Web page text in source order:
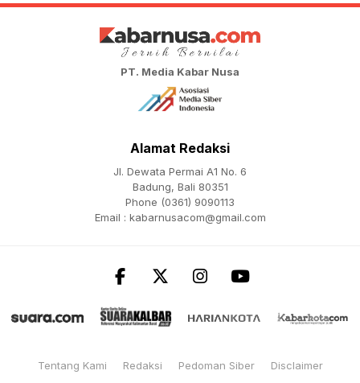
PT. Media Kabar Nusa
Alamat Redaksi
Jl. Dewata Permai A1 No. 6
Badung, Bali 80351
Phone (0361) 9090113
Email : kabarnusacom@gmail.com
Tentang Kami Redaksi Pedoman Siber
Disclaimer